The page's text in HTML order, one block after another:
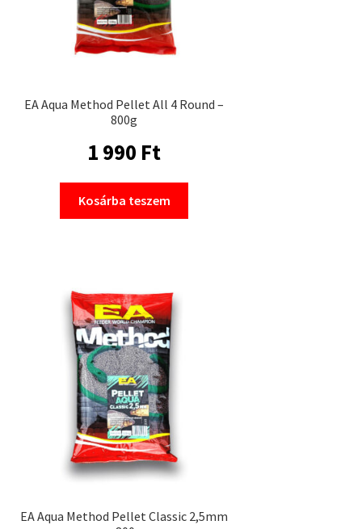
EA Aqua Method Pellet All 4 Round –
800g
1 990 Ft
Kosárba teszem
EA Aqua Method Pellet Classic 2,5mm